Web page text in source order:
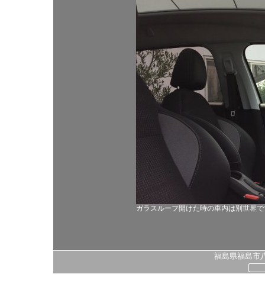
ガラスルーフ開けた時の車内は別世界
福島県福島市